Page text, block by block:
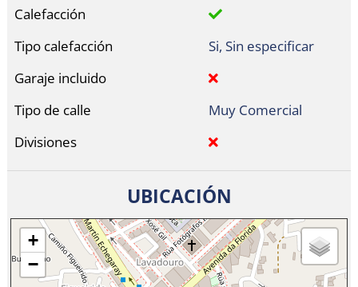
Calefacción
Tipo calefacción
Si, Sin especificar
Garaje incluido
Tipo de calle
Muy Comercial
Divisiones
UBICACIÓN
+
−